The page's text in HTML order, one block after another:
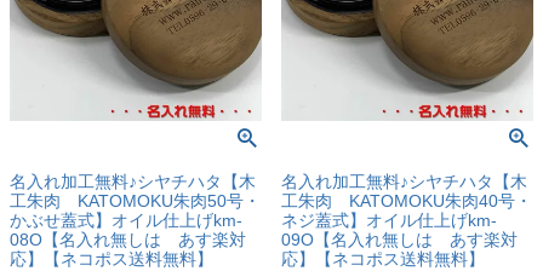
名入れ加工無料♪シヤチハタ【木
工朱肉 KATOMOKU朱肉50号・
かぶせ蓋式】オイル仕上げkm-
08O【名入れ無しは あす楽対
応】【ネコポス送料無料】
名入れ加工無料♪シヤチハタ【木
工朱肉 KATOMOKU朱肉40号・
ネジ蓋式】オイル仕上げkm-
09O【名入れ無しは あす楽対
応】【ネコポス送料無料】